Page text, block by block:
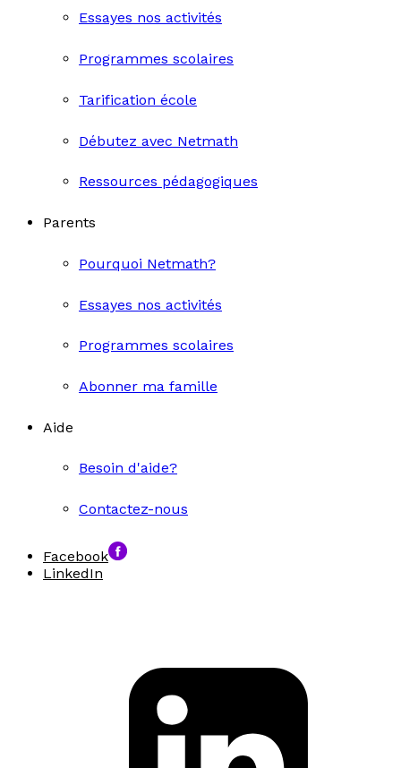
Essayes nos activités
Programmes scolaires
Tarification école
Débutez avec Netmath
Ressources pédagogiques
Parents
Pourquoi Netmath?
Essayes nos activités
Programmes scolaires
Abonner ma famille
Aide
Besoin d'aide?
Contactez-nous
Facebook
LinkedIn